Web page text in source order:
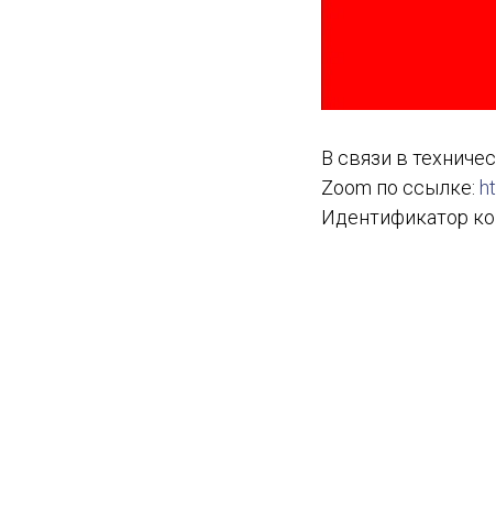
В связи в
Zoom по ссылке:
Идентификатор